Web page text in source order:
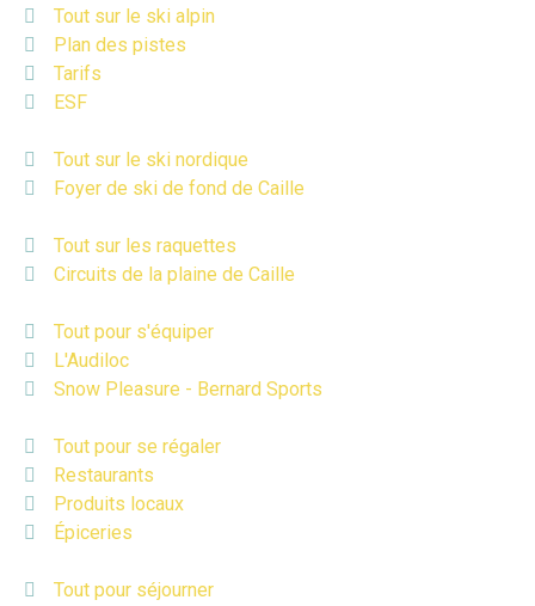
Tout sur le ski alpin
Plan des pistes
Tarifs
ESF
Tout sur le ski nordique
Foyer de ski de fond de Caille
Tout sur les raquettes
Circuits de la plaine de Caille
Tout pour s'équiper
L'Audiloc
Snow Pleasure - Bernard Sports
Tout pour se régaler
Restaurants
Produits locaux
Épiceries
Tout pour séjourner